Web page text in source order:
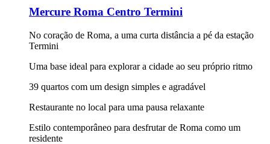
Mercure Roma Centro Termini
No coração de Roma, a uma curta distância a pé da estação
Termini
Uma base ideal para explorar a cidade ao seu próprio ritmo
39 quartos com um design simples e agradável
Restaurante no local para uma pausa relaxante
Estilo contemporâneo para desfrutar de Roma como um
residente